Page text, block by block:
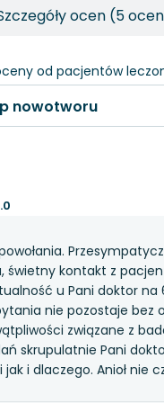
od pacjentów
ocen (5
świetny kontakt z
u Pani doktor na
nie pozostaje bez
związane z
skrupulatnie Pani
i dlaczego. Anioł nie